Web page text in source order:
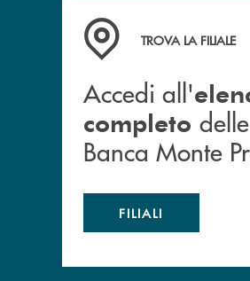
Accedi all' elenco
TROVA LA FILIALE
Accedi all'
completo delle
Banca Monte
FILIALI